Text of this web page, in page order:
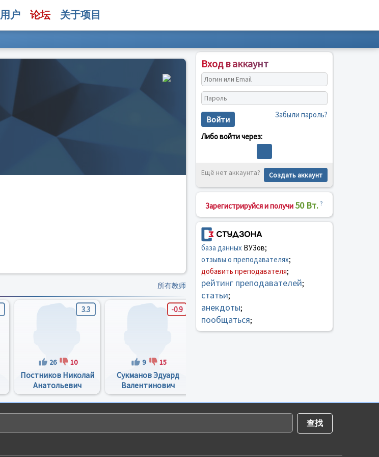
用户 论坛 关于项目
所有教师
3.3
26 10
Постников Николай
Анатольевич
-0.9
9 15
Сукманов Эдуард
Валентинович
Вход в аккаунт
Войти Забыли пароль?
Либо войти через:
Ещё нет аккаунта? Создать аккаунт
Зарегистрируйся и получи 50 Вт. ?
база данныхВУЗов;
отзывы о преподавателях;
добавить преподавателя;
рейтинг преподавателей;
статьи;
анекдоты;
пообщаться;